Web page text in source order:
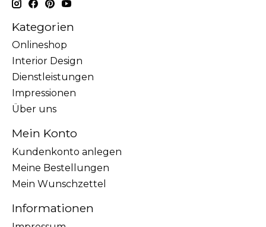
Kategorien
Onlineshop
Interior Design
Dienstleistungen
Impressionen
Über uns
Mein Konto
Kundenkonto anlegen
Meine Bestellungen
Mein Wunschzettel
Informationen